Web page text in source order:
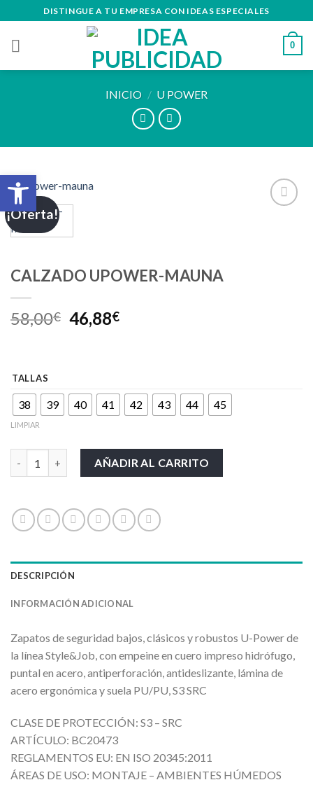
to
content
DISTINGUE A TU EMPRESA CON IDEAS ESPECIALES
0
INICIO / U POWER
¡Oferta!
CALZADO UPOWER-MAUNA
58,00€ 46,88€
TALLAS
38 39 40 41 42 43 44 45
LIMPIAR
CALZADO UPOWER-MAUNA cantidad
AÑADIR AL CARRITO
DESCRIPCIÓN
INFORMACIÓN ADICIONAL
Zapatos de seguridad bajos, clásicos y robustos U-Power de
la línea Style&Job, con empeine en cuero impreso hidrófugo,
puntal en acero, antiperforación, antideslizante, lámina de
acero ergonómica y suela PU/PU, S3 SRC
CLASE DE PROTECCIÓN: S3 – SRC
ARTÍCULO: BC20473
REGLAMENTOS EU: EN ISO 20345:2011
ÁREAS DE USO: MONTAJE – AMBIENTES HÚMEDOS
Abrir barra de herramientas